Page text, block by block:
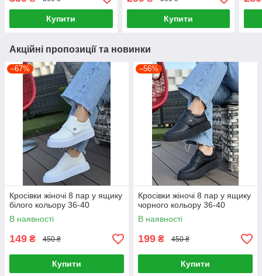
Купити Купити
Акційні пропозиції та новинки
–67%
Кросівки жіночі 8 пар у ящику
білого кольору 36-40
В наявності
149 ₴ 450 ₴
Купити
–56%
Кросівки жіночі 8 пар у ящику
чорного кольору 36-40
В наявності
199 ₴ 450 ₴
Купити